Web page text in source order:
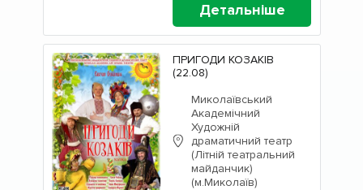
Детальніше
ПРИГОДИ КОЗАКІВ
(22.08)
Миколаївський
Академічний
Художній
драматичний театр
(Літній театральний
майданчик)
(м.Миколаїв)